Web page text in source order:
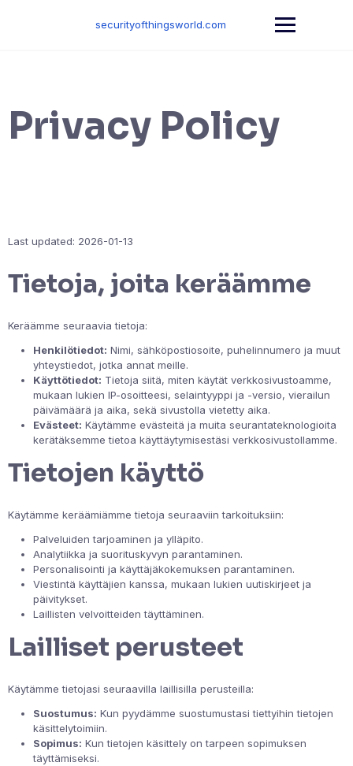
securityofthingsworld.com
Privacy Policy
Last updated: 2026-01-13
Tietoja, joita keräämme
Keräämme seuraavia tietoja:
Henkilötiedot: Nimi, sähköpostiosoite, puhelinnumero ja muut
yhteystiedot, jotka annat meille.
Käyttötiedot: Tietoja siitä, miten käytät verkkosivustoamme,
mukaan lukien IP-osoitteesi, selaintyyppi ja -versio, vierailun
päivämäärä ja aika, sekä sivustolla vietetty aika.
Evästeet: Käytämme evästeitä ja muita seurantateknologioita
kerätäksemme tietoa käyttäytymisestäsi verkkosivustollamme.
Tietojen käyttö
Käytämme keräämiämme tietoja seuraaviin tarkoituksiin:
Palveluiden tarjoaminen ja ylläpito.
Analytiikka ja suorituskyvyn parantaminen.
Personalisointi ja käyttäjäkokemuksen parantaminen.
Viestintä käyttäjien kanssa, mukaan lukien uutiskirjeet ja
päivitykset.
Laillisten velvoitteiden täyttäminen.
Lailliset perusteet
Käytämme tietojasi seuraavilla laillisilla perusteilla:
Suostumus: Kun pyydämme suostumustasi tiettyihin tietojen
käsittelytoimiin.
Sopimus: Kun tietojen käsittely on tarpeen sopimuksen
täyttämiseksi.